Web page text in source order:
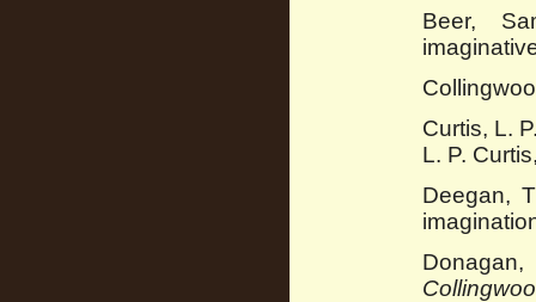
Beer,
Curtis, L.
L. P.
Deegan,